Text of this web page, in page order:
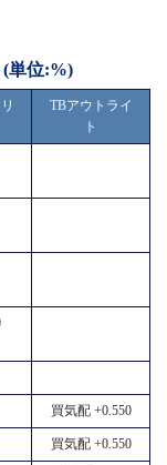
(単位:%)
TBアウトライ
ト
買気配 +0.550
買気配 +0.550